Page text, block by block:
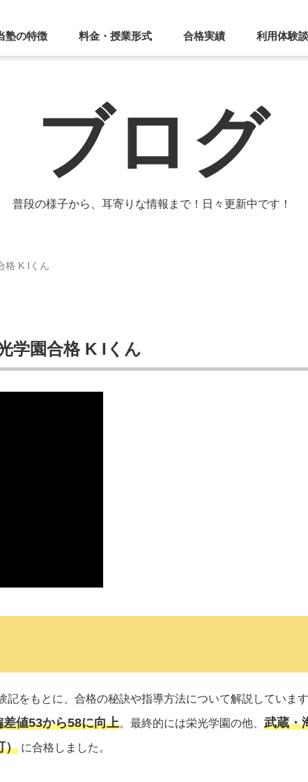
塾の特徴 料金・授業形式 合格実績 利用体験談
ブログ
普段の様子から、耳寄りな情報まで！日々更新中です！
格 K Iくん
学園合格 K Iくん
記をもとに、合格の秘訣や指導方法について解説しています
差値53から58に向上。最終的には栄光学園の他、 武蔵・
） に合格しました。